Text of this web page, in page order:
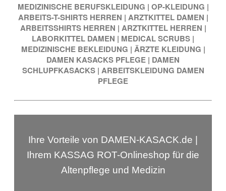
MEDIZINISCHE BERUFSKLEIDUNG | OP-KLEIDUNG |
ARBEITS-T-SHIRTS HERREN | ARZTKITTEL DAMEN |
ARBEITSSHIRTS HERREN | ARZTKITTEL HERREN |
LABORKITTEL DAMEN | MEDICAL SCRUBS |
MEDIZINISCHE BEKLEIDUNG | ÄRZTE KLEIDUNG |
DAMEN KASACKS PFLEGE | DAMEN
SCHLUPFKASACKS | ARBEITSKLEIDUNG DAMEN
PFLEGE
Ihre Vorteile von DAMEN-KASACK.de |
Ihrem KASSAG ROT-Onlineshop für die
Altenpflege und Medizin